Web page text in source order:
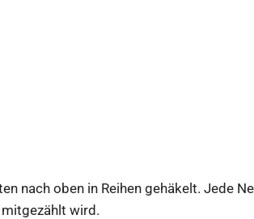
nach oben in Reihen gehäkelt. Jede
wird.